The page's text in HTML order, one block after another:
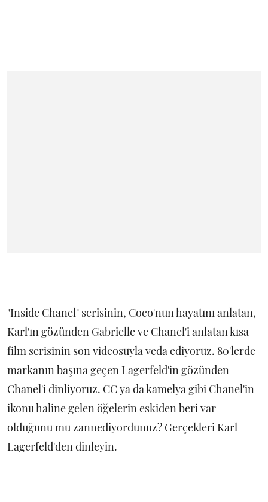
"Inside Chanel" serisinin, Coco'nun hayatını anlatan,
Karl'ın gözünden Gabrielle ve Chanel'i anlatan kısa
film serisinin son videosuyla veda ediyoruz. 80'lerde
markanın başına geçen Lagerfeld'in gözünden
Chanel'i dinliyoruz. CC ya da kamelya gibi Chanel'in
ikonu haline gelen öğelerin eskiden beri var
olduğunu mu zannediyordunuz? Gerçekleri Karl
Lagerfeld'den dinleyin.